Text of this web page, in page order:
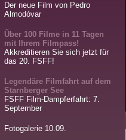
Der neue Film von Pedro
Almodóvar
Über 100 Filme in 11 Tagen
mit Ihrem Filmpass!
Akkreditieren Sie sich jetzt für
das 20. FSFF!
Legendäre Filmfahrt auf dem
Starnberger See
FSFF Film-Dampferfahrt: 7.
September
Fotogalerie 10.09.